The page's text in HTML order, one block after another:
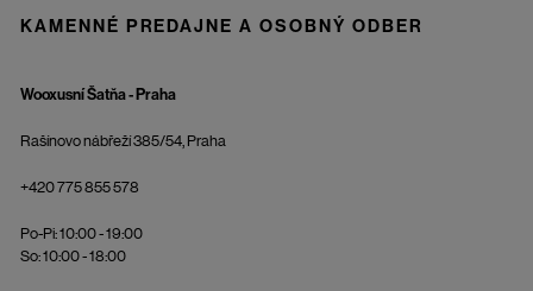
KAMENNÉ PREDAJNE A OSOBNÝ ODBER
Wooxusní Šatňa - Praha
Rašínovo nábřeží 385/54, Praha
+420 775 855 578
Po-Pi: 10:00 - 19:00
So: 10:00 - 18:00